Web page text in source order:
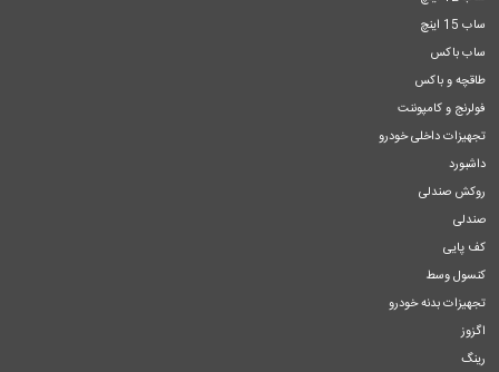
ساب 15 اینچ
ساب باکس
طاقچه و باکس
فولرنج و کامپوننت
تجهیزات داخلی خودرو
داشبورد
روکش صندلی
صندلی
کف پایی
کنسول وسط
تجهیزات بدنه خودرو
اگزوز
رینگ